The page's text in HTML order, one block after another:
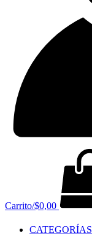
Carrito/$0,00
CATEGORÍAS